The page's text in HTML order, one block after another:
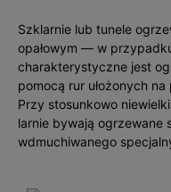
Szklarnie lub tunele
opałowym — w
charakterystyczne jest
pomocą rur ułożonych
Przy stosunkowo
larnie bywają ogrzewane
wdmuchiwanego